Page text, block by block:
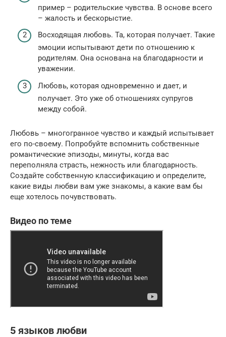
пример – родительские чувства. В основе всего
– жалость и бескорыстие.
Восходящая любовь. Та, которая получает. Такие
эмоции испытывают дети по отношению к
родителям. Она основана на благодарности и
уважении.
Любовь, которая одновременно и дает, и
получает. Это уже об отношениях супругов
между собой.
Любовь – многогранное чувство и каждый испытывает
его по-своему. Попробуйте вспомнить собственные
романтические эпизоды, минуты, когда вас
переполняла страсть, нежность или благодарность.
Создайте собственную классификацию и определите,
какие виды любви вам уже знакомы, а какие вам бы
еще хотелось почувствовать.
Видео по теме
5 языков любви